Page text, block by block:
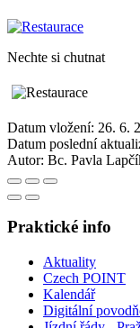
Nechte si chutnat
Datum vložení: 26. 6.
Datum poslední
Autor: Bc. Pavla
Praktické info
Aktuality
Czech POINT
Kalendář
Digitální